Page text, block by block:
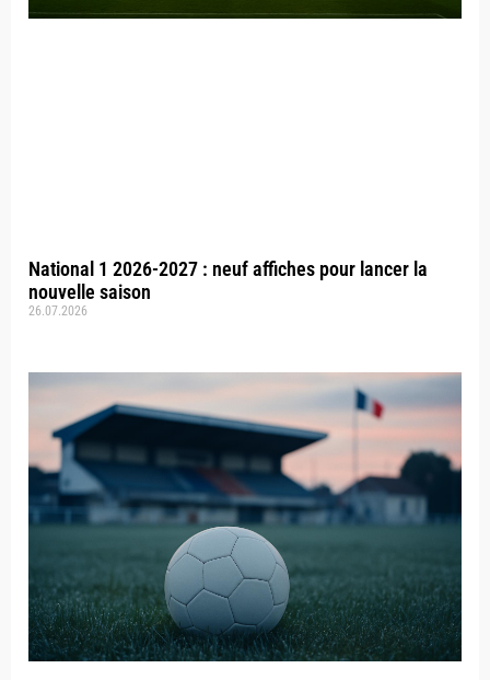
National 1 2026-2027 : neuf affiches pour lancer la
nouvelle saison
26.07.2026